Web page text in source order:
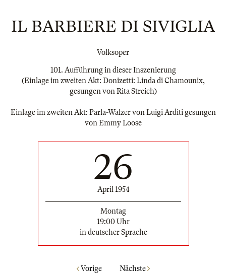
IL BARBIERE DI SIVIGLIA
Volksoper
101. Aufführung in dieser Inszenierung
(Einlage im zweiten Akt: Donizetti: Linda di Chamounix,
gesungen von Rita Streich)
Einlage im zweiten Akt: Parla-Walzer von Luigi Arditi gesungen
von Emmy Loose
26
April 1954
Montag
19:00 Uhr
in deutscher Sprache
Vorige Nächste